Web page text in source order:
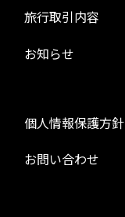
旅行取引内容
お知らせ
個人情報保護方針
お問い合わせ